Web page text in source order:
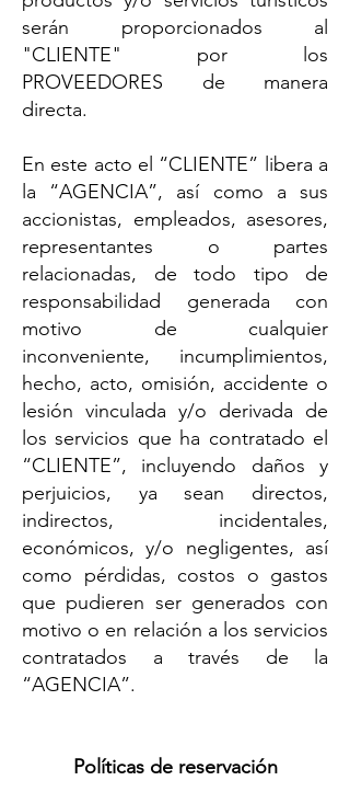
serán proporcionados al
"CLIENTE" por los
PROVEEDORES de manera
directa.
En este acto el “CLIENTE” libera a
la “AGENCIA”, así como a sus
accionistas, empleados, asesores,
representantes o partes
relacionadas, de todo tipo de
responsabilidad generada con
motivo de cualquier
inconveniente, incumplimientos,
hecho, acto, omisión, accidente o
lesión vinculada y/o derivada de
los servicios que ha contratado el
“CLIENTE”, incluyendo daños y
perjuicios, ya sean directos,
indirectos, incidentales,
económicos, y/o negligentes, así
como pérdidas, costos o gastos
que pudieren ser generados con
motivo o en relación a los servicios
contratados a través de la
“AGENCIA”.
Políticas de reservación